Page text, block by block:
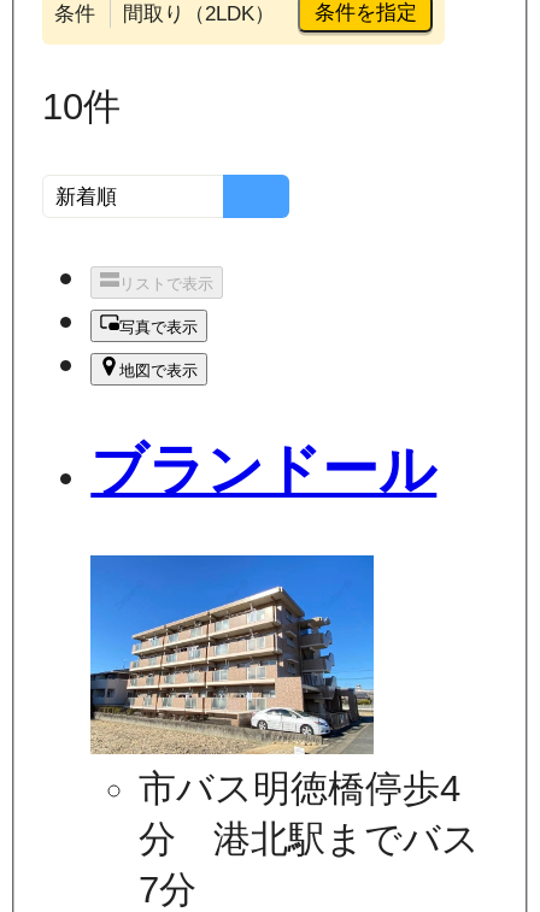
条件 間取り（2LDK） 条件を指定
10件
リストで表示
写真で表示
地図で表示
ブランドール
市バス明徳橋停歩4
分 港北駅までバス
7分